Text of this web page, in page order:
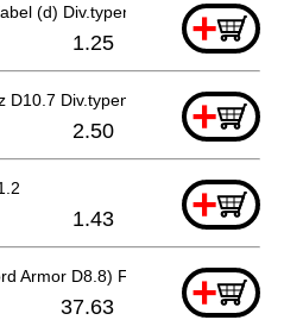
(d) Div.typen, Cm9uby, G23ss
+
1.25
D10.7 Div.typen, Cm9by, H41mb, G
+
2.50
+
1.43
Armor D8.8) For Gbr (230v)
+
37.63